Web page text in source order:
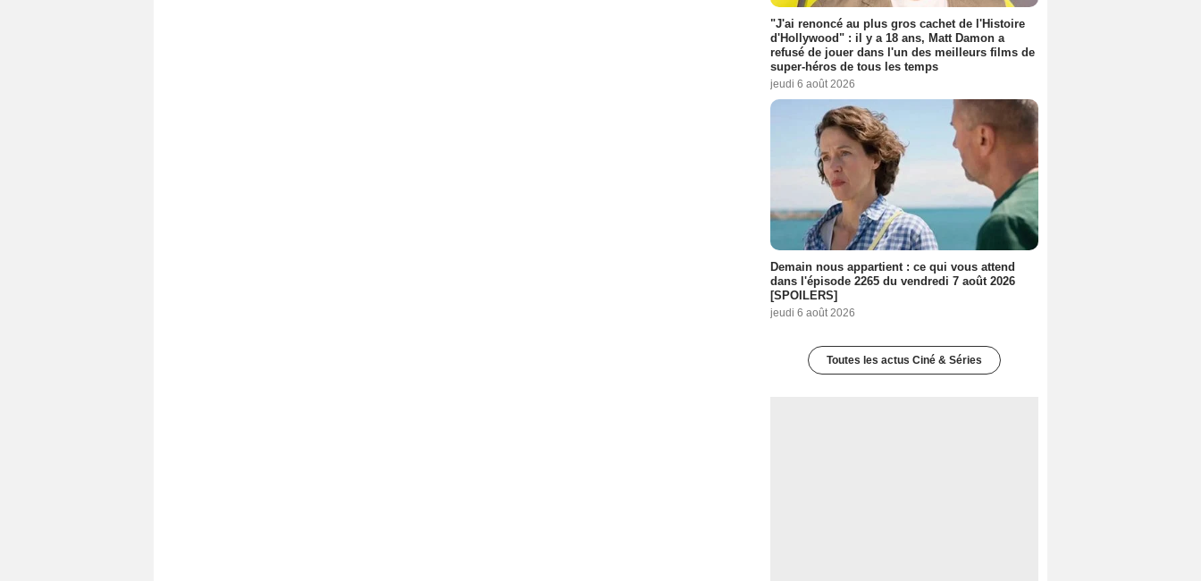
"J'ai renoncé au plus gros cachet de l'Histoire
d'Hollywood" : il y a 18 ans, Matt Damon a
refusé de jouer dans l'un des meilleurs films de
super-héros de tous les temps
jeudi 6 août 2026
Demain nous appartient : ce qui vous attend
dans l'épisode 2265 du vendredi 7 août 2026
[SPOILERS]
jeudi 6 août 2026
Toutes les actus Ciné & Séries